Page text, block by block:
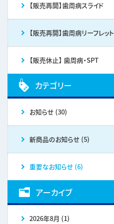
【販売再開】歯周病スライド
【販売再開】歯周病リーフレット
【販売休止】 歯周病・SPT
カテゴリー
お知らせ (30)
新商品のお知らせ (5)
重要なお知らせ (6)
アーカイブ
2026年8月 (1)